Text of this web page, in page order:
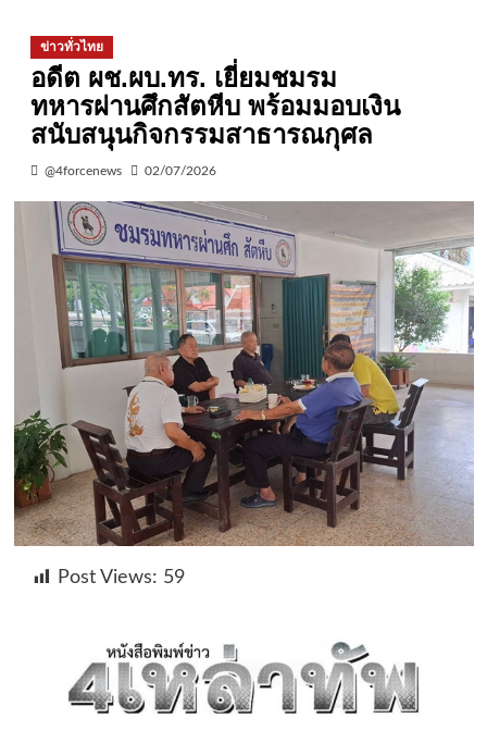
ข่าวทั่วไทย
อดีต ผช.ผบ.ทร. เยี่ยมชมรม
ทหารผ่านศึกสัตหีบ พร้อมมอบเงิน
สนับสนุนกิจกรรมสาธารณกุศล
@4forcenews 02/07/2026
Post Views: 59